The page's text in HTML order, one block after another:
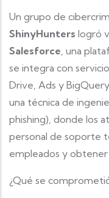
Un grupo de
ShinyHunters logró
Salesforce, una
se integra con
Drive, Ads y
una técnica de
phishing), donde los
personal de soporte
empleados y obtener
¿Qué se